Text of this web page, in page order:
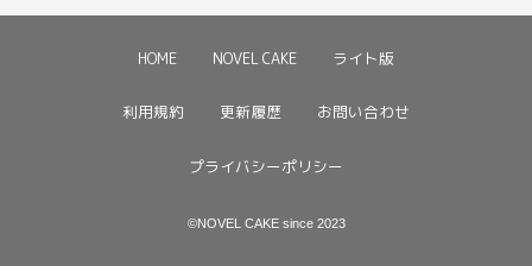
HOME NOVEL CAKE ライト版
利用規約 更新履歴 お問い合わせ
プライバシーポリシー
©NOVEL CAKE since 2023